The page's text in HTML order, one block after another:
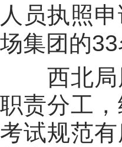
人员执照
场集团的33
西北
职责分工
考试规范